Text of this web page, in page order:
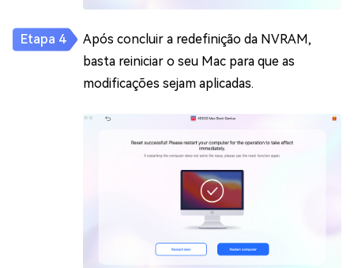
Após concluir a redefinição da NVRAM,
basta reiniciar o seu Mac para que as
modificações sejam aplicadas.